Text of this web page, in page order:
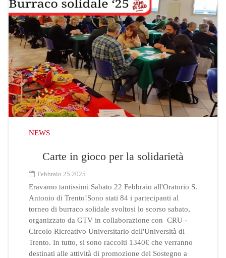
NEWS
Carte in gioco per la solidarietà
Febbraio 25 2025
Eravamo tantissimi Sabato 22 Febbraio all'Oratorio S.
Antonio di Trento!Sono stati 84 i partecipanti al
torneo di burraco solidale svoltosi lo scorso sabato,
organizzato da GTV in collaborazione con CRU -
Circolo Ricreativo Universitario dell'Università di
Trento. In tutto, si sono raccolti 1340€ che verranno
destinati alle attività di promozione del Sostegno a